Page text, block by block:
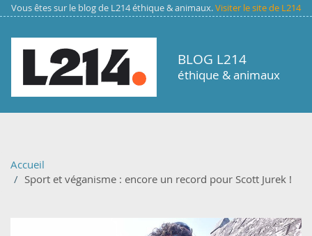
Aller au contenu principal
Vous êtes sur le blog de L214 éthique & animaux.Visiter le site de L214
BLOG L214
éthique & animaux
Accueil
Sport et véganisme : encore un record pour Scott Jurek !